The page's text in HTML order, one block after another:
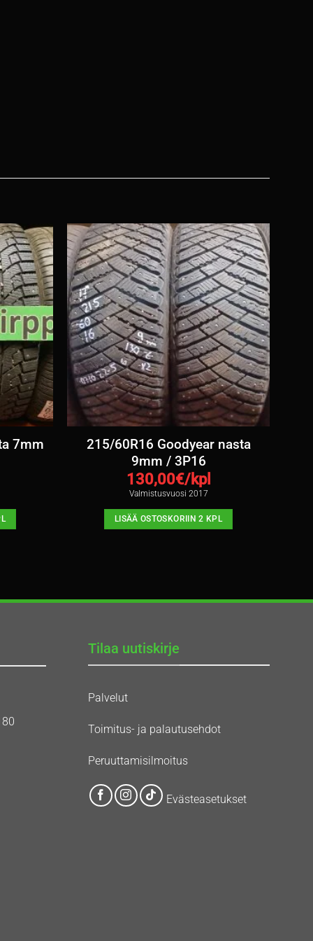
7mm
215/60R16 Goodyear nasta
9mm / 3P16
130,00€/kpl
Valmistusvuosi 2017
LISÄÄ OSTOSKORIIN 2 KPL
Tilaa uutiskirje
Palvelut
Toimitus- ja palautusehdot
Peruuttamisilmoitus
Evästeasetukset